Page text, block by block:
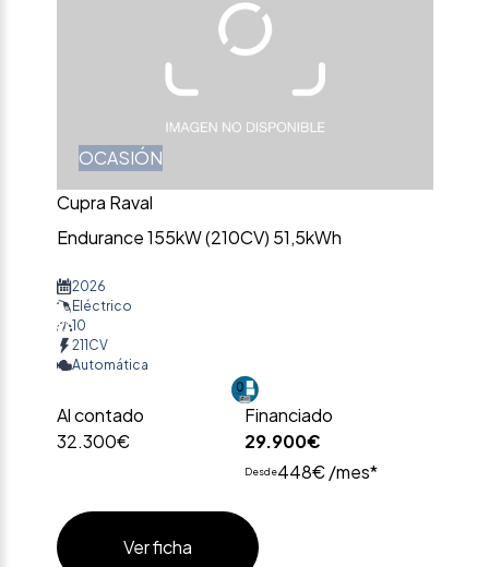
OCASIÓN
Cupra Raval
Endurance 155kW (210CV) 51,5kWh
2026
Eléctrico
10
211CV
Automática
Al contado
32.300€
Financiado
29.900€
Desde448€ /mes*
Ver ficha